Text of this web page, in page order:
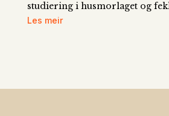
studiering i husmorlaget og
Les meir